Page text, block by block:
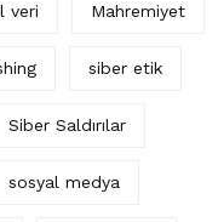
veri Mahremiyet
siber etik
Siber Saldırılar
sosyal medya